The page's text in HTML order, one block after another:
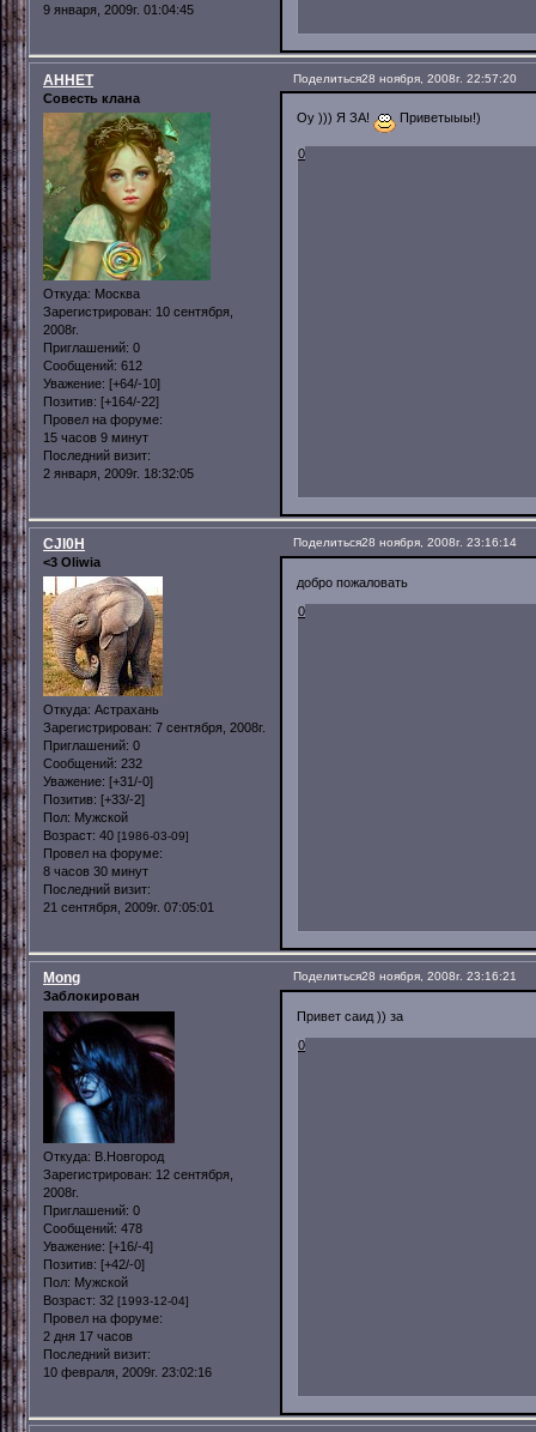
9 января, 2009г. 01:04:45
Поделиться28 ноября, 2008г. 22:57:20
AHHET
Совесть клана
Откуда: Москва
Зарегистрирован: 10 сентября,
2008г.
Приглашений: 0
Сообщений: 612
Уважение: [+64/-10]
Позитив: [+164/-22]
Провел на форуме:
15 часов 9 минут
Последний визит:
2 января, 2009г. 18:32:05
Оу ))) Я ЗА! Приветыыы!)
0
Поделиться28 ноября, 2008г. 23:16:14
CJl0H
<3 Oliwia
Откуда: Астрахань
Зарегистрирован: 7 сентября, 2008г.
Приглашений: 0
Сообщений: 232
Уважение: [+31/-0]
Позитив: [+33/-2]
Пол: Мужской
Возраст: 40 [1986-03-09]
Провел на форуме:
8 часов 30 минут
Последний визит:
21 сентября, 2009г. 07:05:01
добро пожаловать
0
Поделиться28 ноября, 2008г. 23:16:21
Mong
Заблокирован
Откуда: В.Новгород
Зарегистрирован: 12 сентября,
2008г.
Приглашений: 0
Сообщений: 478
Уважение: [+16/-4]
Позитив: [+42/-0]
Пол: Мужской
Возраст: 32 [1993-12-04]
Провел на форуме:
2 дня 17 часов
Последний визит:
10 февраля, 2009г. 23:02:16
Привет саид )) за
0